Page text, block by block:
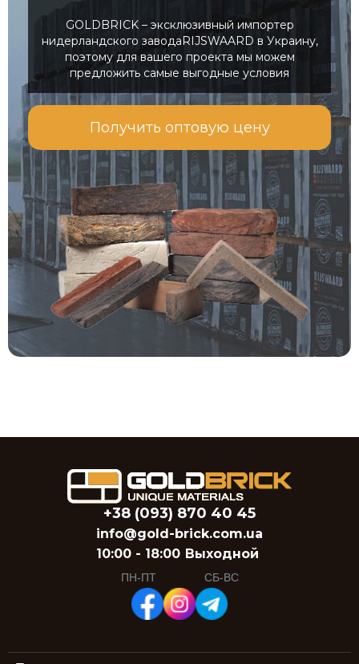
GOLDBRICK – эксклюзивный импортер
нидерландского заводаRIJSWAARD в Украину,
поэтому для вашего проекта мы можем
предложить самые выгодные условия
Получить оптовую цену
+38 (093) 870 40 45
info@gold-brick.com.ua
10:00 - 18:00
ПН-ПТ
Выходной
СБ-ВС